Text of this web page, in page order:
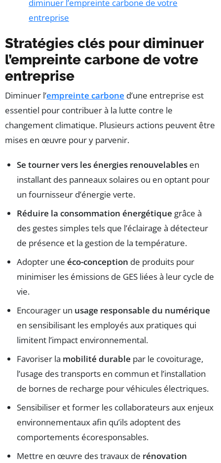
diminuer l’empreinte carbone de votre
entreprise
Stratégies clés pour diminuer
l’empreinte carbone de votre
entreprise
Diminuer l’empreinte carbone d’une entreprise est
essentiel pour contribuer à la lutte contre le
changement climatique. Plusieurs actions peuvent être
mises en œuvre pour y parvenir.
Se tourner vers les énergies renouvelables en
installant des panneaux solaires ou en optant pour
un fournisseur d’énergie verte.
Réduire la consommation énergétique grâce à
des gestes simples tels que l’éclairage à détecteur
de présence et la gestion de la température.
Adopter une éco-conception de produits pour
minimiser les émissions de GES liées à leur cycle de
vie.
Encourager un usage responsable du numérique
en sensibilisant les employés aux pratiques qui
limitent l’impact environnemental.
Favoriser la mobilité durable par le covoiturage,
l’usage des transports en commun et l’installation
de bornes de recharge pour véhicules électriques.
Sensibiliser et former les collaborateurs aux enjeux
environnementaux afin qu’ils adoptent des
comportements écoresponsables.
Mettre en œuvre des travaux de rénovation